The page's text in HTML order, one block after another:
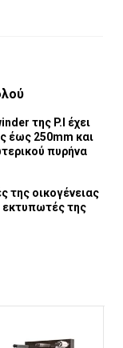
της P.I έχει
έως 250mm και
πυρήνα
της οικογένειας
εκτυπωτές της